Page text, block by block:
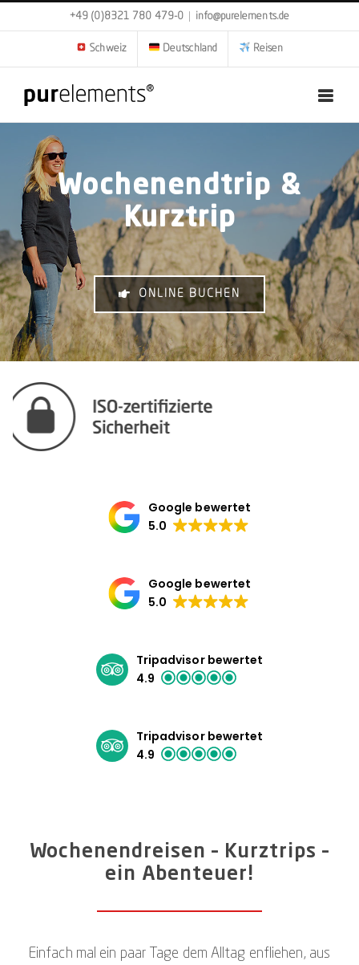
Inhalt
+49 (0)8321 780 479-0 info@purelements.de
Schweiz Deutschland Reisen
Wochenendtrip &
Kurztrip
ONLINE BUCHEN
Google bewertet
5.0
Google bewertet
5.0
Tripadvisor bewertet
4.9
Tripadvisor bewertet
4.9
Wochenendreisen – Kurztrips –
ein Abenteuer!
Einfach mal ein paar Tage dem Alltag enfliehen, aus